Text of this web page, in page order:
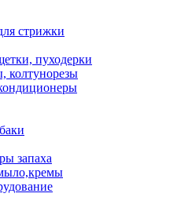
стрижки
пуходерки
колтунорезы
запаха